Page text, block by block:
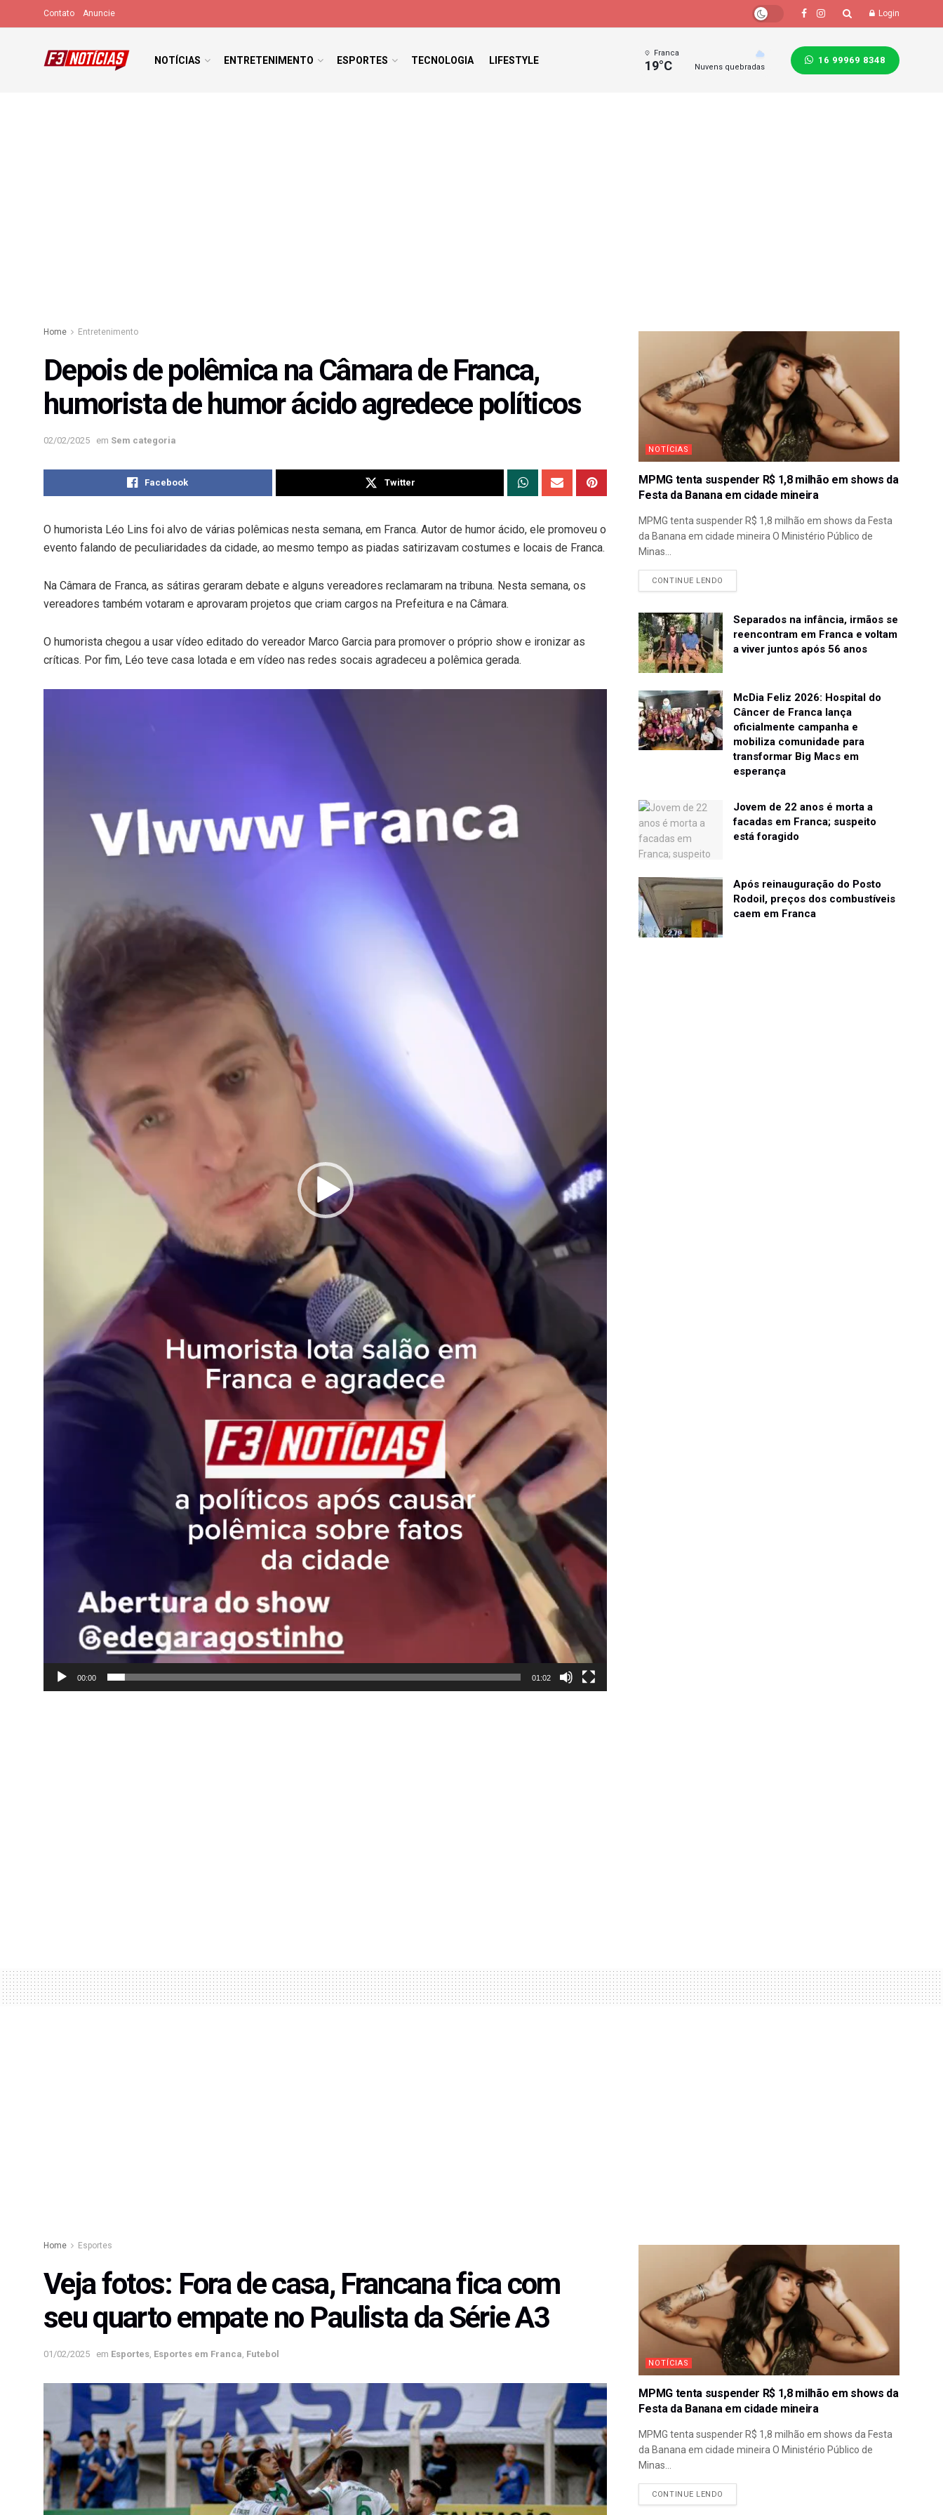
Contato Anuncie Login
NOTÍCIAS ENTRETENIMENTO ESPORTES TECNOLOGIA LIFESTYLE
Franca
19°C Nuvens quebradas
16 99969 8348
Home Entretenimento
Depois de polêmica na Câmara de Franca,
humorista de humor ácido agredece políticos
02/02/2025 em Sem categoria
Facebook Twitter
O humorista Léo Lins foi alvo de várias polêmicas nesta semana, em Franca. Autor de humor ácido, ele promoveu o
evento falando de peculiaridades da cidade, ao mesmo tempo as piadas satirizavam costumes e locais de Franca.
Na Câmara de Franca, as sátiras geraram debate e alguns vereadores reclamaram na tribuna. Nesta semana, os
vereadores também votaram e aprovaram projetos que criam cargos na Prefeitura e na Câmara.
O humorista chegou a usar vídeo editado do vereador Marco Garcia para promover o próprio show e ironizar as
críticas. Por fim, Léo teve casa lotada e em vídeo nas redes socais agradeceu a polêmica gerada.
00:00 01:02
NOTÍCIAS
MPMG tenta suspender R$ 1,8 milhão em shows da
Festa da Banana em cidade mineira
MPMG tenta suspender R$ 1,8 milhão em shows da Festa
da Banana em cidade mineira O Ministério Público de
Minas...
CONTINUE LENDO
Separados na infância, irmãos se
reencontram em Franca e voltam
a viver juntos após 56 anos
McDia Feliz 2026: Hospital do
Câncer de Franca lança
oficialmente campanha e
mobiliza comunidade para
transformar Big Macs em
esperança
Jovem de 22 anos é morta a
facadas em Franca; suspeito
está foragido
Após reinauguração do Posto
Rodoil, preços dos combustíveis
caem em Franca
Home Esportes
Veja fotos: Fora de casa, Francana fica com
seu quarto empate no Paulista da Série A3
01/02/2025 em Esportes Esportes em Franca Futebol
NOTÍCIAS
MPMG tenta suspender R$ 1,8 milhão em shows da
Festa da Banana em cidade mineira
MPMG tenta suspender R$ 1,8 milhão em shows da Festa
da Banana em cidade mineira O Ministério Público de
Minas...
CONTINUE LENDO